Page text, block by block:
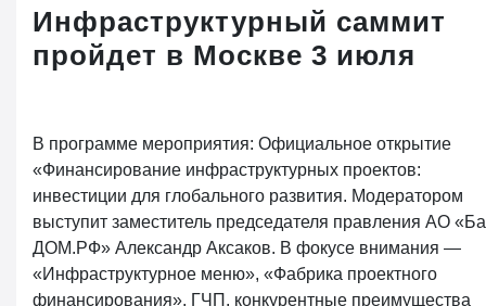
Инфраструктурный саммит
пройдет в Москве 3 июля
В программе мероприятия: Официальное открытие
«Финансирование инфраструктурных проектов:
инвестиции для глобального развития. Модератором
выступит заместитель председателя правления АО
ДОМ.РФ» Александр Аксаков. В фокусе внимания —
«Инфраструктурное меню», «Фабрика проектного
финансирования», ГЧП, конкурентные преимущества